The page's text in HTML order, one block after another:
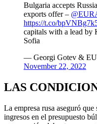
Bulgaria accepts
exports offer –
https://t.co/
capitals with a lead by
Sofia
— Georgi Gotev &
November 22, 2022
LAS
La empresa rusa aseguró
ingresos en el presupuesto